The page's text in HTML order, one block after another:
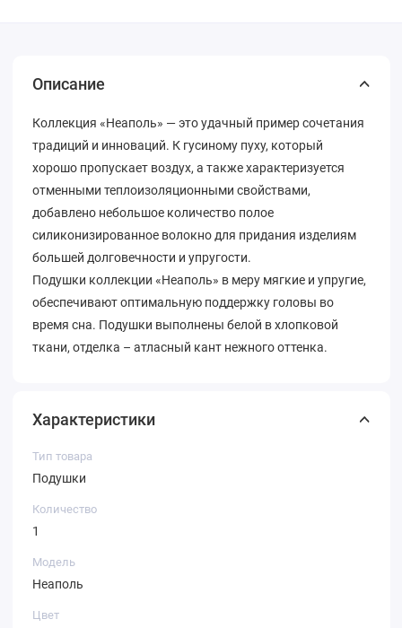
Описание
Коллекция «Неаполь» — это удачный пример сочетания
традиций и инноваций. К гусиному пуху, который
хорошо пропускает воздух, а также характеризуется
отменными теплоизоляционными свойствами,
добавлено небольшое количество полое
силиконизированное волокно для придания изделиям
большей долговечности и упругости.
Подушки коллекции «Неаполь» в меру мягкие и упругие,
обеспечивают оптимальную поддержку головы во
время сна. Подушки выполнены белой в хлопковой
ткани, отделка – атласный кант нежного оттенка.
Характеристики
Тип товара
Подушки
Количество
1
Модель
Неаполь
Цвет